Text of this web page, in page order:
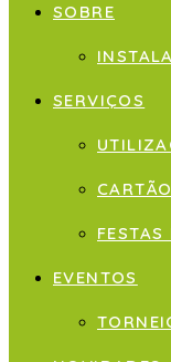
SOBRE
SERVIÇOS
EVENTOS